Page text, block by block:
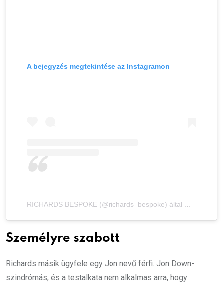
A bejegyzés megtekintése az Instagramon
RICHARDS BESPOKE (@richards_bespoke) által megosztott bejegyzés
Személyre szabott
Richards másik ügyfele egy Jon nevű férfi. Jon Down-
szindrómás, és a testalkata nem alkalmas arra, hogy